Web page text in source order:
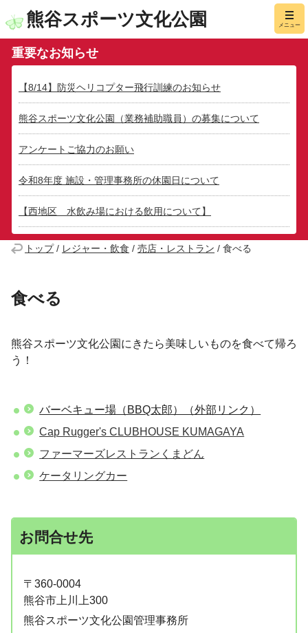
熊谷スポーツ文化公園 メニュー
重要なお知らせ
【8/14】防災ヘリコプター飛行訓練のお知らせ
熊谷スポーツ文化公園（業務補助職員）の募集について
アンケートご協力のお願い
令和8年度 施設・管理事務所の休園日について
【西地区 水飲み場における飲用について】
トップ/ レジャー・飲食 / 売店・レストラン / 食べる
食べる
熊谷スポーツ文化公園にきたら美味しいものを食べて帰ろ
う！
バーベキュー場（BBQ太郎）（外部リンク）
Cap Rugger's CLUBHOUSE KUMAGAYA
ファーマーズレストランくまどん
ケータリングカー
お問合せ先
〒360-0004
熊谷市上川上300
熊谷スポーツ文化公園管理事務所